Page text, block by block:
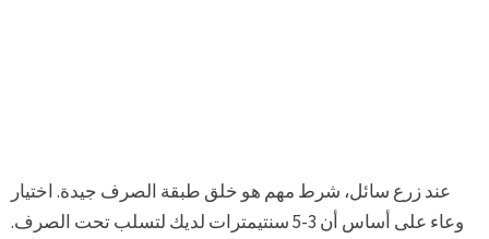
عند زرع سائل، شرط مهم هو خلق طبقة الصرف جيدة. اختيار
وعاء على أساس أن 3-5 سنتيمترات لديك لتسلب تحت الصرف.